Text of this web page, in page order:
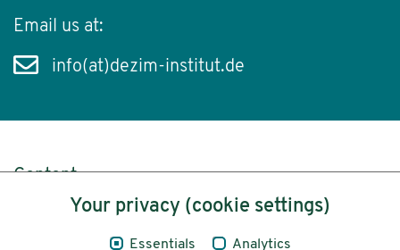
Email us at:
info(at)dezim-institut.de
Content
Legal NoticeYour privacy (cookie settings)
Essentials Analytics